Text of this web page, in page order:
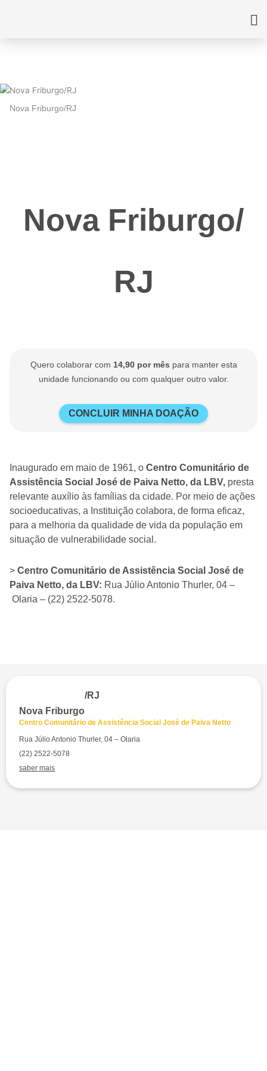
Nova Friburgo/RJ
Nova Friburgo/
RJ
Quero colaborar com 14,90 por mês para manter esta
unidade funcionando ou com qualquer outro valor.
CONCLUIR MINHA DOAÇÃO
Inaugurado em maio de 1961, o Centro Comunitário de
Assistência Social José de Paiva Netto, da LBV, presta
relevante auxílio às famílias da cidade. Por meio de ações
socioeducativas, a Instituição colabora, de forma eficaz,
para a melhoria da qualidade de vida da população em
situação de vulnerabilidade social.
> Centro Comunitário de Assistência Social José de
Paiva Netto, da LBV: Rua Júlio Antonio Thurler, 04 –
Olaria – (22) 2522-5078.
Nova Friburgo
/RJ
Centro Comunitário de Assistência Social José de Paiva Netto
Rua Júlio Antonio Thurler, 04 – Olaria
(22) 2522-5078
saber mais